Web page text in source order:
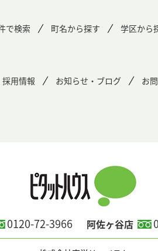
で検索 町名から探す 学区から
採用情報 お知らせ・ブログ お
0120-72-3966 阿佐ヶ谷店